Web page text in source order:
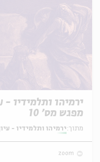
מפגש מס' 10
מתוך: ירמיהו ותלמידיו -
zoom